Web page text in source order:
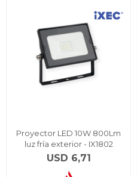
Proyector LED 10W 800Lm
luz fría exterior - IX1802
USD 6,71